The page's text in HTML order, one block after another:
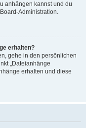
anhängen kannst und du
Administration.
erhalten?
gehe in den persönlichen
„Dateianhänge
erhalten und diese